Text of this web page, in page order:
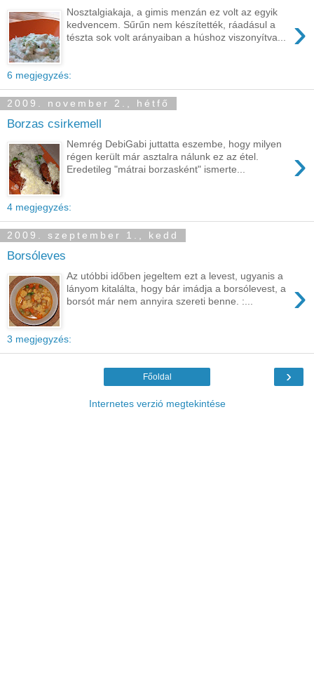
›
Nosztalgiakaja, a gimis menzán ez volt az egyik
kedvencem. Sűrűn nem készítették, ráadásul a
tészta sok volt arányaiban a húshoz viszonyítva...
6 megjegyzés:
2009. november 2., hétfő
Borzas csirkemell
›
Nemrég DebiGabi juttatta eszembe, hogy milyen
régen került már asztalra nálunk ez az étel.
Eredetileg "mátrai borzasként" ismerte...
4 megjegyzés:
2009. szeptember 1., kedd
Borsóleves
›
Az utóbbi időben jegeltem ezt a levest, ugyanis a
lányom kitalálta, hogy bár imádja a borsólevest, a
borsót már nem annyira szereti benne. :...
3 megjegyzés:
›
Főoldal
Internetes verzió megtekintése